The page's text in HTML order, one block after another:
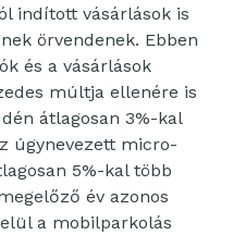
indított vásárlások is
örvendenek. Ebben
és a vásárlások
múltja ellenére is
átlagosan 3%-kal
úgynevezett micro-
5%-kal több
év azonos
a mobilparkolás